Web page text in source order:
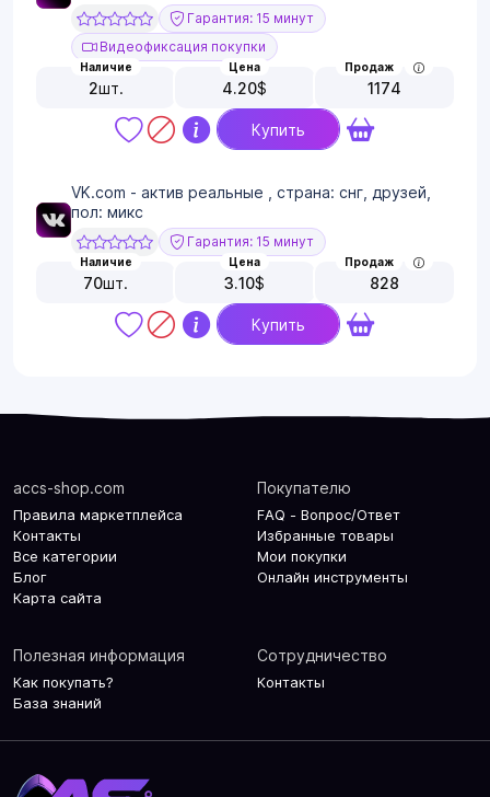
Гарантия: 15 минут
Видеофиксация покупки
Наличие
2шт.
Цена
4.20$
Продаж
1174
Купить
VK.com - актив реальные , страна: снг, друзей,
пол: микс
Гарантия: 15 минут
Наличие
70шт.
Цена
3.10$
Продаж
828
Купить
accs-shop.com
Правила маркетплейса
Контакты
Все категории
Блог
Карта сайта
Покупателю
FAQ - Вопрос/Ответ
Избранные товары
Мои покупки
Онлайн инструменты
Полезная информация
Как покупать?
База знаний
Сотрудничество
Контакты